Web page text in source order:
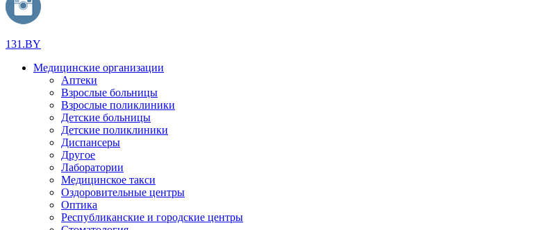
131.BY
Медицинские организации
Аптеки
Взрослые больницы
Взрослые поликлиники
Детские больницы
Детские поликлиники
Диспансеры
Другое
Лаборатории
Медицинское такси
Оздоровительные центры
Оптика
Республиканские и городские центры